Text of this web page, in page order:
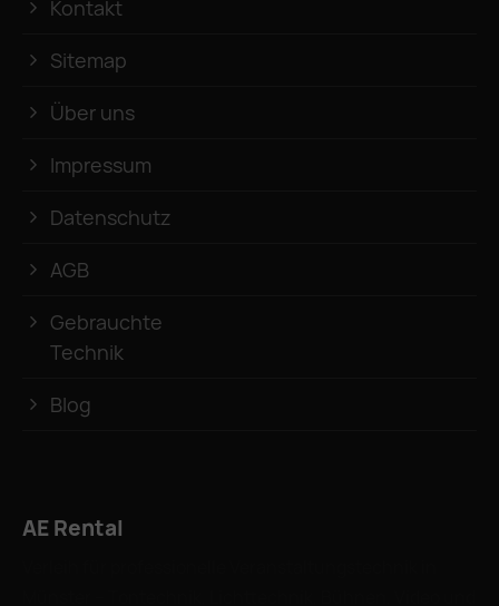
Kontakt
Sitemap
Über uns
Impressum
Datenschutz
AGB
Gebrauchte
Technik
Blog
AE Rental